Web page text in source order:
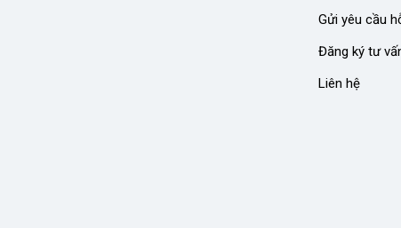
Gửi yêu cầu
Đăng ký tư
Liên hệ